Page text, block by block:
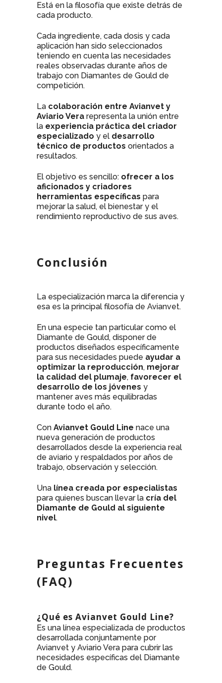
Está en la filosofía que existe detrás de
cada producto.
Cada ingrediente, cada dosis y cada
aplicación han sido seleccionados
teniendo en cuenta las necesidades
reales observadas durante años de
trabajo con Diamantes de Gould de
competición.
La colaboración entre Avianvet y
Aviario Vera representa la unión entre
la experiencia práctica del criador
especializado y el desarrollo
técnico de productos orientados a
resultados.
El objetivo es sencillo: ofrecer a los
aficionados y criadores
herramientas específicas para
mejorar la salud, el bienestar y el
rendimiento reproductivo de sus aves.
Conclusión
La especialización marca la diferencia y
esa es la principal filosofía de Avianvet.
En una especie tan particular como el
Diamante de Gould, disponer de
productos diseñados específicamente
para sus necesidades puede ayudar a
optimizar la reproducción, mejorar
la calidad del plumaje, favorecer el
desarrollo de los jóvenes y
mantener aves más equilibradas
durante todo el año.
Con Avianvet Gould Line nace una
nueva generación de productos
desarrollados desde la experiencia real
de aviario y respaldados por años de
trabajo, observación y selección.
Una línea creada por especialistas
para quienes buscan llevar la cría del
Diamante de Gould al siguiente
nivel.
Preguntas Frecuentes
(FAQ)
¿Qué es Avianvet Gould Line?
Es una línea especializada de productos
desarrollada conjuntamente por
Avianvet y Aviario Vera para cubrir las
necesidades específicas del Diamante
de Gould.